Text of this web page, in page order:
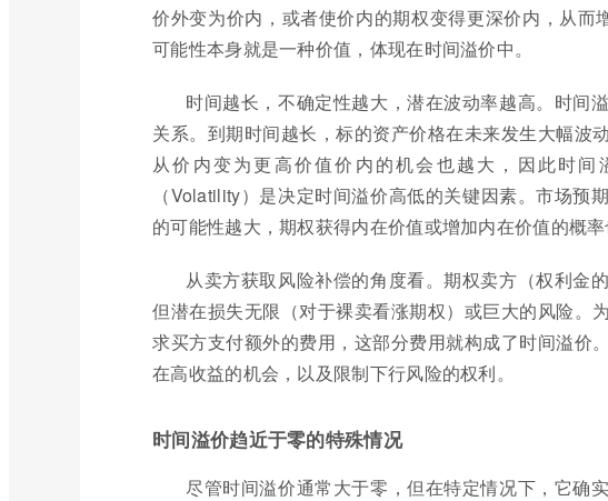
价外变为价内，或者使价内的期权变得更深价内，从而
可能性本身就是一种价值，体现在时间溢价中。
时间越长，不确定性越大，潜在波动率越高。时间
关系。到期时间越长，标的资产价格在未来发生大幅波
从价内变为更高价值价内的机会也越大，因此时
（Volatility）是决定时间溢价高低的关键因素。市场预
的可能性越大，期权获得内在价值或增加内在价值的概率
从卖方获取风险补偿的角度看。期权卖方（权利金
但潜在损失无限（对于裸卖看涨期权）或巨大的风险。
求买方支付额外的费用，这部分费用就构成了时间溢价
在高收益的机会，以及限制下行风险的权利。
时间溢价趋近于零的特殊情况
尽管时间溢价通常大于零，但在特定情况下，它确